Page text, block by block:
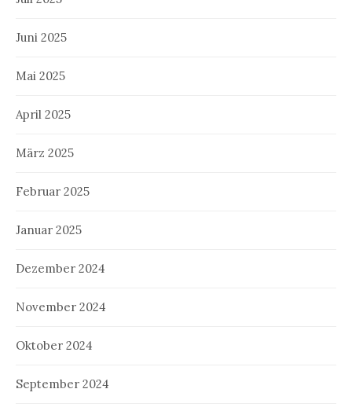
Juni 2025
Mai 2025
April 2025
März 2025
Februar 2025
Januar 2025
Dezember 2024
November 2024
Oktober 2024
September 2024